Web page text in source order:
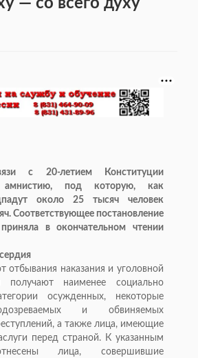
— со всего духу
с 20-летиемКонституции
амнистию, под которую, как
около 25 тысяч человек
Соответствующее постановление
в
окончательном чтении
отбывания наказания и уголовной
получают наименее социально
осужденных, некоторые
и
обвиняемых
а также лица, имеющие
перед страной. К указанным
лица, совершившие